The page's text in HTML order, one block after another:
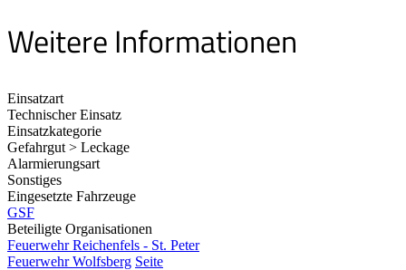
Weitere Informationen
Einsatzart
Technischer Einsatz
Einsatzkategorie
Gefahrgut > Leckage
Alarmierungsart
Sonstiges
Eingesetzte Fahrzeuge
GSF
Beteiligte Organisationen
Feuerwehr Reichenfels - St. Peter
Feuerwehr Wolfsberg Seite